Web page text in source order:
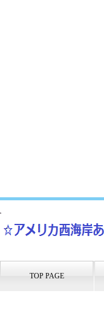
TOP PAGE